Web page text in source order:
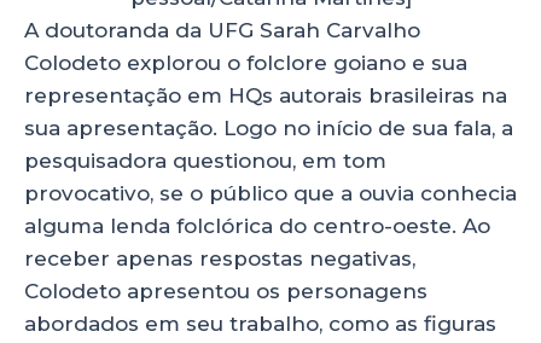
A doutoranda da UFG Sarah Carvalho
Colodeto explorou o folclore goiano e sua
representação em HQs autorais brasileiras na
sua apresentação. Logo no início de sua fala, a
pesquisadora questionou, em tom
provocativo, se o público que a ouvia conhecia
alguma lenda folclórica do centro-oeste. Ao
receber apenas respostas negativas,
Colodeto apresentou os personagens
abordados em seu trabalho, como as figuras